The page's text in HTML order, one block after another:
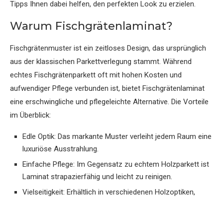
Tipps Ihnen dabei helfen, den perfekten Look zu erzielen.
Warum Fischgrätenlaminat?
Fischgrätenmuster ist ein zeitloses Design, das ursprünglich
aus der klassischen Parkettverlegung stammt. Während
echtes Fischgrätenparkett oft mit hohen Kosten und
aufwendiger Pflege verbunden ist, bietet Fischgrätenlaminat
eine erschwingliche und pflegeleichte Alternative. Die Vorteile
im Überblick:
Edle Optik: Das markante Muster verleiht jedem Raum eine
luxuriöse Ausstrahlung.
Einfache Pflege: Im Gegensatz zu echtem Holzparkett ist
Laminat strapazierfähig und leicht zu reinigen.
Vielseitigkeit: Erhältlich in verschiedenen Holzoptiken,